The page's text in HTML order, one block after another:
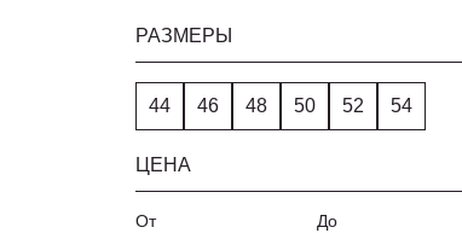
РАЗМЕРЫ
44 46 48 50 52 54
ЦЕНА
От До